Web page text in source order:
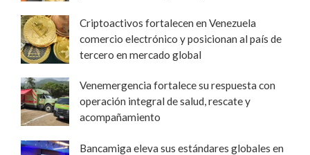
Criptoactivos fortalecen en Venezuela
comercio electrónico y posicionan al país de
tercero en mercado global
Venemergencia fortalece su respuesta con
operación integral de salud, rescate y
acompañamiento
Bancamiga eleva sus estándares globales en